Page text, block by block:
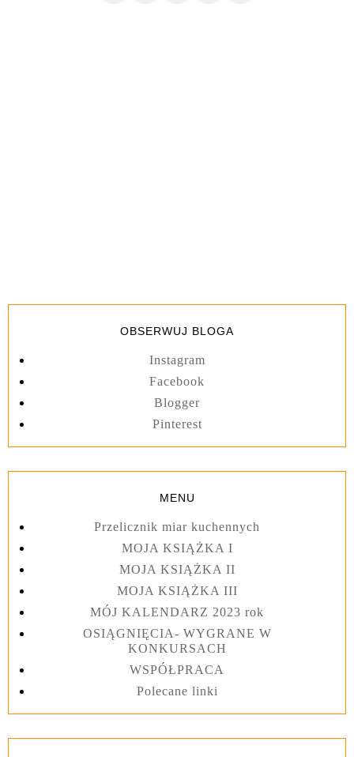
OBSERWUJ BLOGA
Instagram
Facebook
Blogger
Pinterest
MENU
Przelicznik miar kuchennych
MOJA KSIĄŻKA I
MOJA KSIĄŻKA II
MOJA KSIĄŻKA III
MÓJ KALENDARZ 2023 rok
OSIĄGNIĘCIA- WYGRANE W
KONKURSACH
WSPÓŁPRACA
Polecane linki